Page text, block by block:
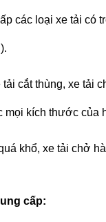
các loại xe tải có
tải cắt thùng, xe tải
kích thước của
khổ, xe tải chở
cấp: